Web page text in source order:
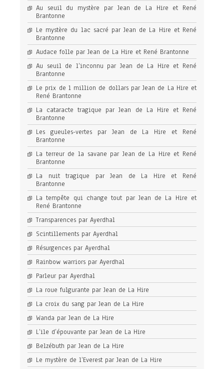
Au seuil du mystère par Jean de La Hire et René
Brantonne
Le mystère du lac sacré par Jean de La Hire et René
Brantonne
Audace folle par Jean de La Hire et René Brantonne
Au seuil de l’inconnu par Jean de La Hire et René
Brantonne
Le prix de 1 million de dollars par Jean de La Hire et
René Brantonne
La cataracte tragique par Jean de La Hire et René
Brantonne
Les gueules-vertes par Jean de La Hire et René
Brantonne
La terreur de la savane par Jean de La Hire et René
Brantonne
La nuit tragique par Jean de La Hire et René
Brantonne
La tempête qui change tout par Jean de La Hire et
René Brantonne
Transparences par Ayerdhal
Scintillements par Ayerdhal
Résurgences par Ayerdhal
Rainbow warriors par Ayerdhal
Parleur par Ayerdhal
La roue fulgurante par Jean de La Hire
La croix du sang par Jean de La Hire
Wanda par Jean de La Hire
L’ile d’épouvante par Jean de La Hire
Belzébuth par Jean de La Hire
Le mystère de l’Everest par Jean de La Hire